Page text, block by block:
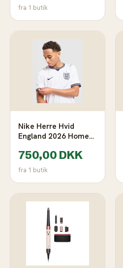
fra 1 butik
Nike Herre Hvid
England 2026 Home
Sports
750,00 DKK
fra 1 butik